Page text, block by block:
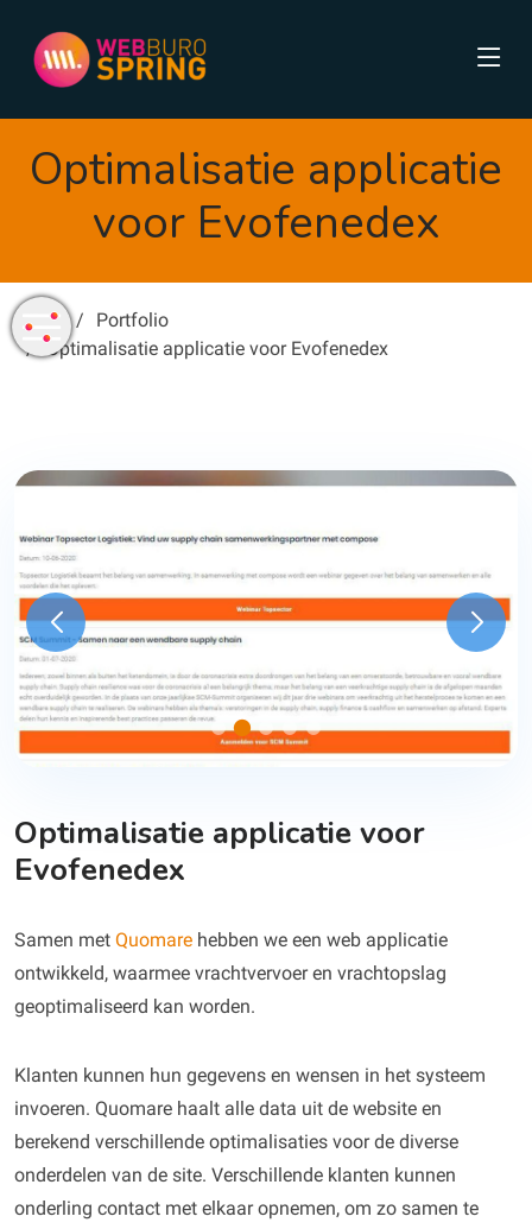
Optimalisatie applicatie
voor Evofenedex
Home
Portfolio
Optimalisatie applicatie voor Evofenedex
Optimalisatie applicatie voor
Evofenedex
Samen met Quomare hebben we een web applicatie
ontwikkeld, waarmee vrachtvervoer en vrachtopslag
geoptimaliseerd kan worden.
Klanten kunnen hun gegevens en wensen in het systeem
invoeren. Quomare haalt alle data uit de website en
berekend verschillende optimalisaties voor de diverse
onderdelen van de site. Verschillende klanten kunnen
onderling contact met elkaar opnemen, om zo samen te